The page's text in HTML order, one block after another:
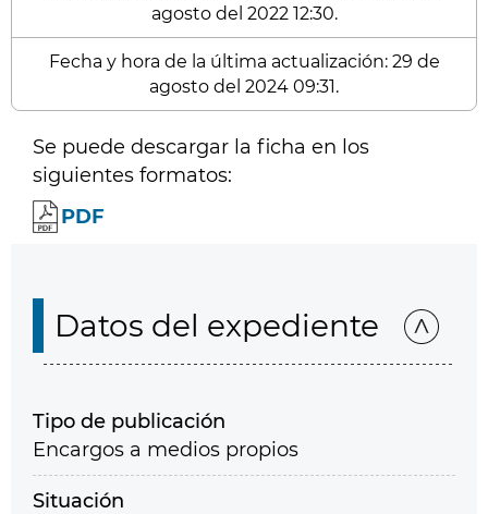
agosto del 2022 12:30.
Fecha y hora de la última actualización: 29 de
agosto del 2024 09:31.
Se puede descargar la ficha en los
siguientes formatos:
PDF
Datos del expediente
Tipo de publicación
Encargos a medios propios
Situación